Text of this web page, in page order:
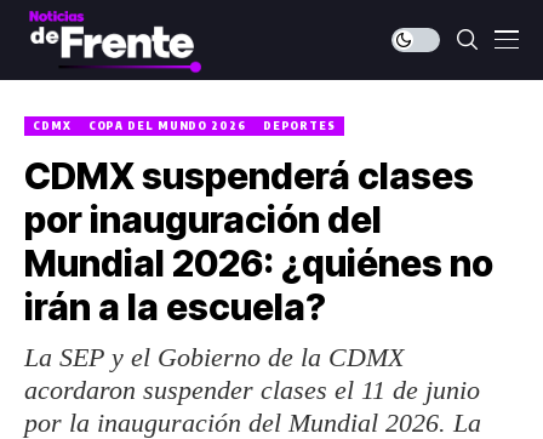
CDMX COPA DEL MUNDO 2026 DEPORTES
CDMX suspenderá clases
por inauguración del
Mundial 2026: ¿quiénes no
irán a la escuela?
La SEP y el Gobierno de la CDMX
acordaron suspender clases el 11 de junio
por la inauguración del Mundial 2026. La